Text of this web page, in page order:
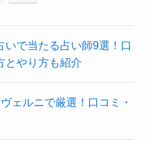
いで当たる占い師9選！口
とやり方も紹介
ェルニで厳選！口コミ・